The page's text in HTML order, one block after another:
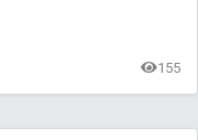
155